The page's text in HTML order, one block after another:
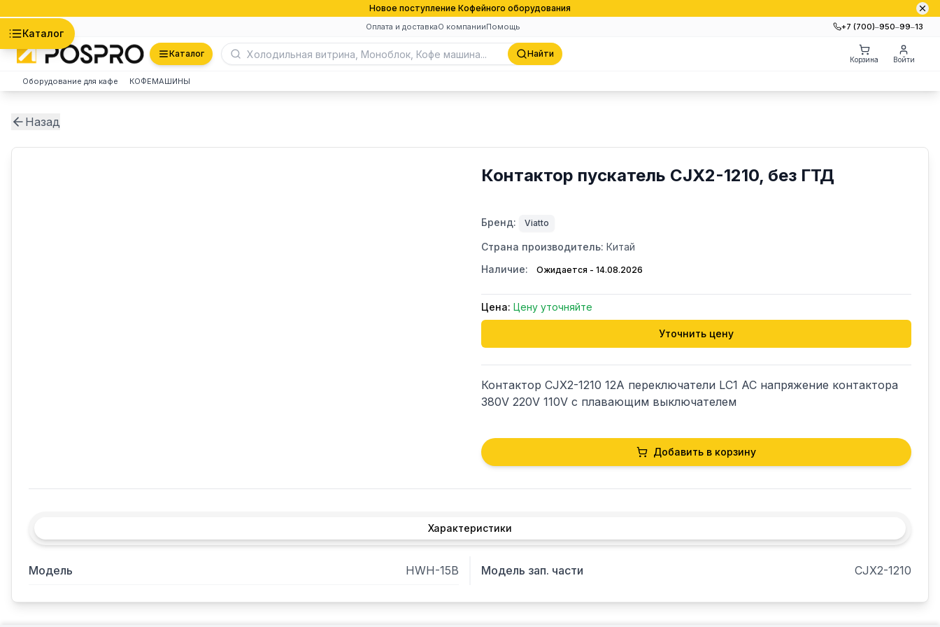
Новое поступление Кофейного оборудования
Оплата и доставкаО компанииПомощь +7 (700)‒950‒99‒13
Каталог
Каталог Найти
Корзина Войти
Оборудование для кафе КОФЕМАШИНЫ
Назад
Контактор пускатель CJX2-1210, без ГТД
Бренд: Viatto
Страна производитель: Китай
Наличие:
Ожидается - 14.08.2026
Цена: Цену уточняйте
Уточнить цену
Контактор CJX2-1210 12A переключатели LC1 AC напряжение контактора
380V 220V 110V с плавающим выключателем
Добавить в корзину
Характеристики
Модель HWH-15B Модель зап. части CJX2-1210